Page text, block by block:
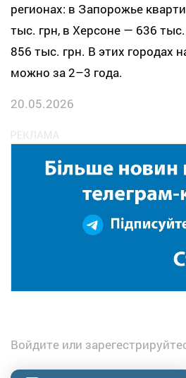
регионах: в Запорожье
тыс. грн, в Херсоне — 636
856 тыс. грн. В этих городах
можно за 2–3 года.
20.05.2026
Войдите или